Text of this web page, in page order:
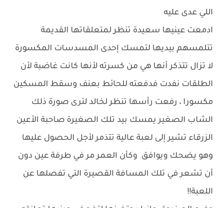
اللي عدى عليه
ادمعت عينيها سعيدة تنظر لمتعلقاتها القديمة
تتلمسهم بيديها لتمسك إحدى المسدسات المكسورة
لا تزال تتذكر أنها هي من كسرته لأنها كانت غاضبة لأن
الطلقات نفدت فدفعته للحائط بعنف وسقط المسكين
مكسورا ، رفعت رأسها تنظر لخالد لترى صورة ذلك
الشاب الصغير يمسك بيد تلك الصغيرة صاحبة الأعين
الزرقاء تشير إلى لعبة عالية تتذمر لأجل الحصول عليها
وهو يضحك ويوافق وكأن العمر مر في طرفة عين دون
أن تشعر في تلك المسافة القصيرة التي تفصلها عن
اللعبة!!